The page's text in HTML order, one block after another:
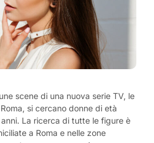
scene di una nuova serie TV, le
si cercano donne di età
La ricerca di tutte le figure è
a Roma e nelle zone